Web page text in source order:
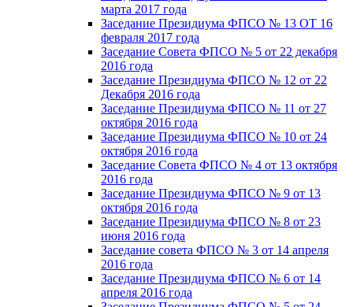
марта 2017 года
Заседание Президиума ФПСО № 13 ОТ 16
февраля 2017 года
Заседание Совета ФПСО № 5 от 22 декабря
2016 года
Заседание Президиума ФПСО № 12 от 22
Декабря 2016 года
Заседание Президиума ФПСО № 11 от 27
октября 2016 года
Заседание Президиума ФПСО № 10 от 24
октября 2016 года
Заседание Совета ФПСО № 4 от 13 октября
2016 года
Заседание Президиума ФПСО № 9 от 13
октября 2016 года
Заседание Президиума ФПСО № 8 от 23
июня 2016 года
Заседание совета ФПСО № 3 от 14 апреля
2016 года
Заседание Президиума ФПСО № 6 от 14
апреля 2016 года